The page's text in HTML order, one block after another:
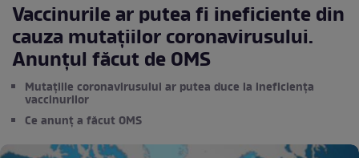
Vaccinurile ar putea fi ineficiente din
cauza mutațiilor coronavirusului.
Anunțul făcut de OMS
Mutațiile coronavirusului ar putea duce la ineficiența
vaccinurilor
Ce anunț a făcut OMS